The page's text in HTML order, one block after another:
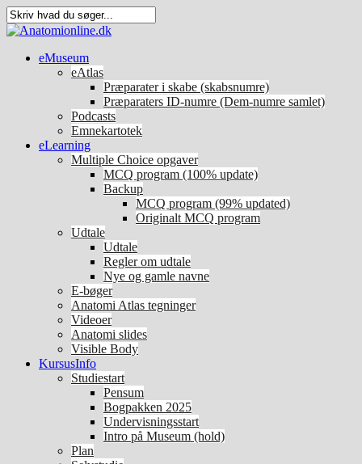
eMuseum
eAtlas
Præparater i skabe (skabsnumre)
Præparaters ID-numre (Dem-numre samlet)
Podcasts
Emnekartotek
eLearning
Multiple Choice opgaver
MCQ program (100% update)
Backup
MCQ program (99% updated)
Originalt MCQ program
Udtale
Udtale
Regler om udtale
Nye og gamle navne
E-bøger
Anatomi Atlas tegninger
Videoer
Anatomi slides
Visible Body
KursusInfo
Studiestart
Pensum
Bogpakken 2025
Undervisningsstart
Intro på Museum (hold)
Plan